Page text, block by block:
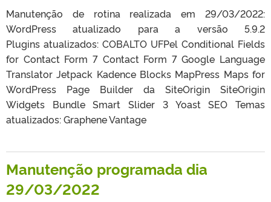
Manutenção de rotina realizada em 29/03/2022:
WordPress atualizado para a versão 5.9.2
Plugins atualizados: COBALTO UFPel Conditional Fields
for Contact Form 7 Contact Form 7 Google Language
Translator Jetpack Kadence Blocks MapPress Maps for
WordPress Page Builder da SiteOrigin SiteOrigin
Widgets Bundle Smart Slider 3 Yoast SEO Temas
atualizados: Graphene Vantage
Manutenção programada dia
29/03/2022